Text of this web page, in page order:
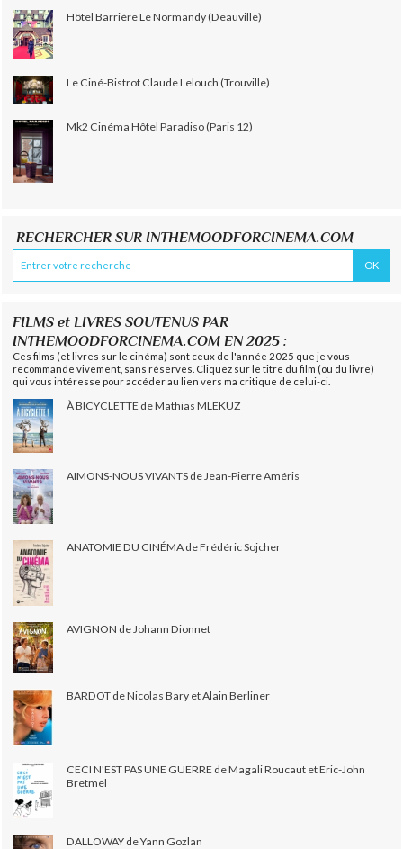
Hôtel Barrière Le Normandy (Deauville)
Le Ciné-Bistrot Claude Lelouch (Trouville)
Mk2 Cinéma Hôtel Paradiso (Paris 12)
RECHERCHER SUR INTHEMOODFORCINEMA.COM
FILMS et LIVRES SOUTENUS PAR
INTHEMOODFORCINEMA.COM EN 2025 :
Ces films (et livres sur le cinéma) sont ceux de l'année 2025 que je vous
recommande vivement, sans réserves. Cliquez sur le titre du film (ou du livre)
qui vous intéresse pour accéder au lien vers ma critique de celui-ci.
À BICYCLETTE de Mathias MLEKUZ
AIMONS-NOUS VIVANTS de Jean-Pierre Améris
ANATOMIE DU CINÉMA de Frédéric Sojcher
AVIGNON de Johann Dionnet
BARDOT de Nicolas Bary et Alain Berliner
CECI N'EST PAS UNE GUERRE de Magali Roucaut et Eric-John
Bretmel
DALLOWAY de Yann Gozlan